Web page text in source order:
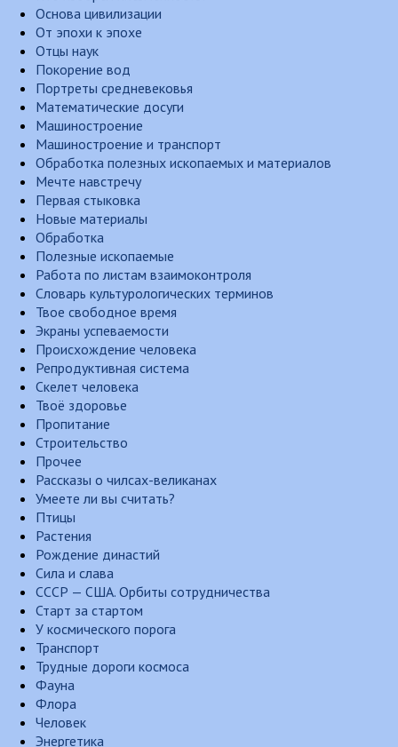
Основа цивилизации
От эпохи к эпохе
Отцы наук
Покорение вод
Портреты средневековья
Математические досуги
Машиностроение
Машиностроение и транспорт
Обработка полезных ископаемых и материалов
Мечте навстречу
Первая стыковка
Новые материалы
Обработка
Полезные ископаемые
Работа по листам взаимоконтроля
Словарь культурологических терминов
Твое свободное время
Экраны успеваемости
Происхождение человека
Репродуктивная система
Скелет человека
Твоё здоровье
Пропитание
Строительство
Прочее
Рассказы о чилсах-великанах
Умеете ли вы считать?
Птицы
Растения
Рождение династий
Сила и слава
СССР — США. Орбиты сотрудничества
Старт за стартом
У космического порога
Транспорт
Трудные дороги космоса
Фауна
Флора
Человек
Энергетика